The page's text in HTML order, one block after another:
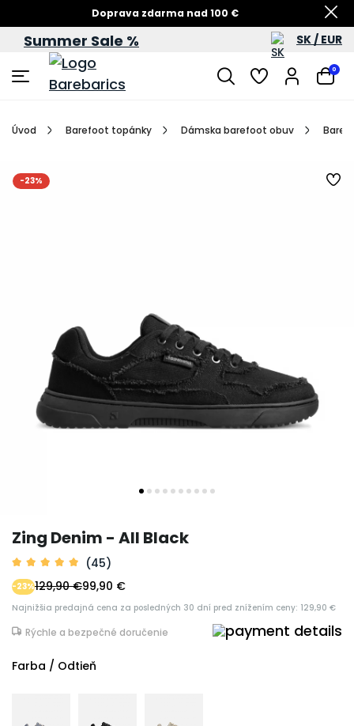
Doprava zdarma nad 100 €
Summer Sale – zľavy až do 60 %
Summer Sale % SK / EUR
0
Úvod Barefoot topánky Dámska barefoot obuv
-23%
Zing Denim - All Black
(45)
99,90 €
-23%129,90 €
Najnižšia predajná cena za posledných 30 dní pred znížením ceny: 129,90 €
Rýchle a bezpečné doručenie
Farba / Odtieň